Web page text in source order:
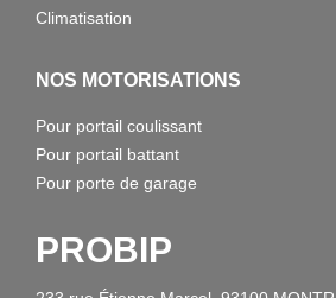
Climatisation
NOS MOTORISATIONS
Pour portail coulissant
Pour portail battant
Pour porte de garage
PROBIP